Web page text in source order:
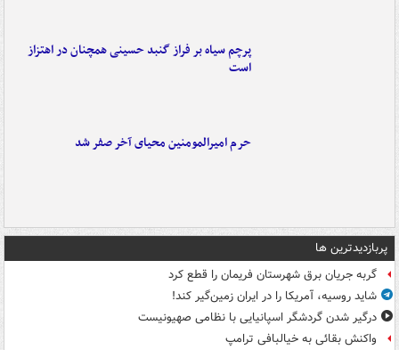
پرچم سیاه بر فراز گنبد حسینی همچنان در اهتزاز
است
حرم امیرالمومنین محیای آخر صفر شد
پربازدیدترین ها
گربه جریان برق شهرستان فریمان را قطع کرد
شاید روسیه، آمریکا را در ایران زمین‌گیر کند!
درگیر شدن گردشگر اسپانیایی با نظامی صهیونیست
واکنش بقائی به خیالبافی ترامپ